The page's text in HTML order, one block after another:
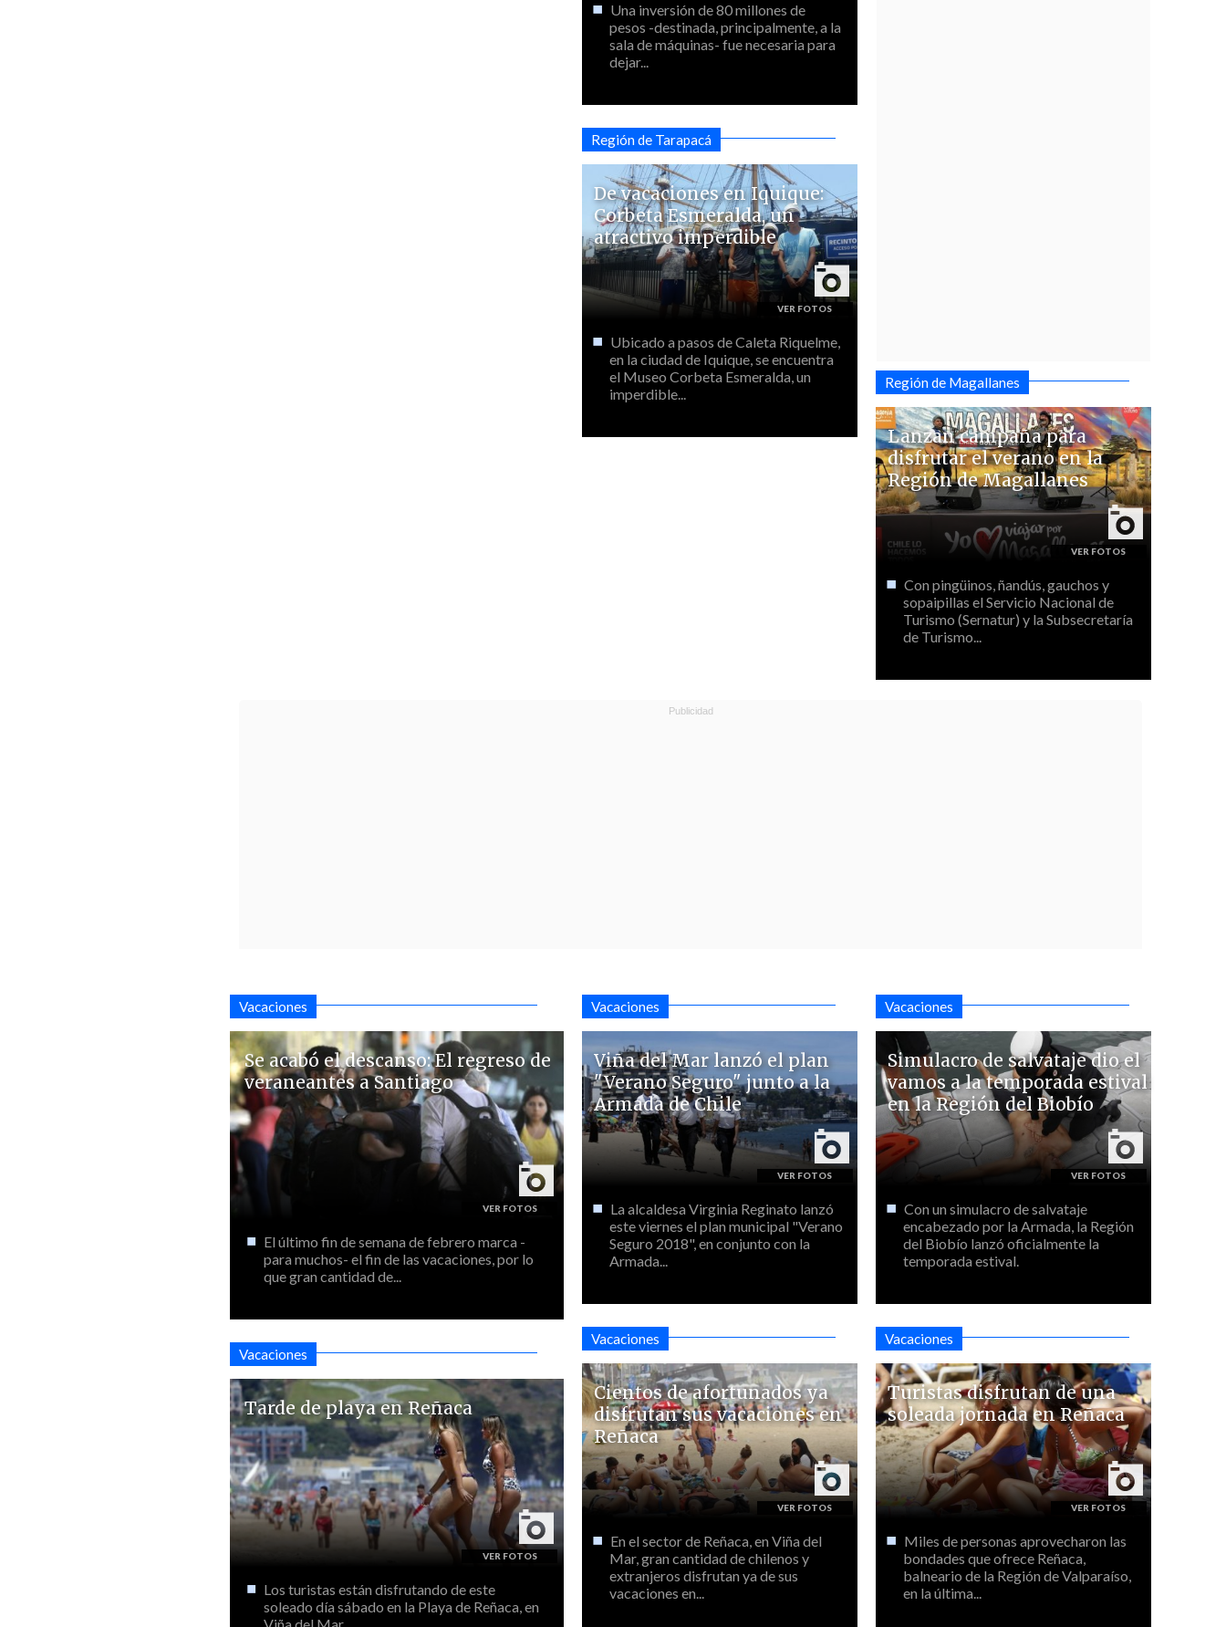
Una inversión de 80 millones de
pesos -destinada, principalmente, a la
sala de máquinas- fue necesaria para
dejar...
Región de Tarapacá
De vacaciones en Iquique:
Corbeta Esmeralda, un
atractivo imperdible
Ubicado a pasos de Caleta Riquelme,
en la ciudad de Iquique, se encuentra
el Museo Corbeta Esmeralda, un
imperdible...
Región de Magallanes
Lanzan campaña para
disfrutar el verano en la
Región de Magallanes
Con pingüinos, ñandús, gauchos y
sopaipillas el Servicio Nacional de
Turismo (Sernatur) y la Subsecretaría
de Turismo...
Vacaciones
Se acabó el descanso: El regreso de
veraneantes a Santiago
El último fin de semana de febrero marca -
para muchos- el fin de las vacaciones, por lo
que gran cantidad de...
Vacaciones
Tarde de playa en Reñaca
Los turistas están disfrutando de este
soleado día sábado en la Playa de Reñaca, en
Vacaciones
Viña del Mar lanzó el plan
"Verano Seguro" junto a la
Armada de Chile
La alcaldesa Virginia Reginato lanzó
este viernes el plan municipal "Verano
Seguro 2018", en conjunto con la
Armada...
Vacaciones
Cientos de afortunados ya
disfrutan sus vacaciones en
Reñaca
En el sector de Reñaca, en Viña del
Mar, gran cantidad de chilenos y
extranjeros disfrutan ya de sus
vacaciones en...
Vacaciones
Simulacro de salvataje dio el
vamos a la temporada estival
en la Región del Biobío
Con un simulacro de salvataje
encabezado por la Armada, la Región
del Biobío lanzó oficialmente la
temporada estival.
Vacaciones
Turistas disfrutan de una
soleada jornada en Reñaca
Miles de personas aprovecharon las
bondades que ofrece Reñaca,
balneario de la Región de Valparaíso,
en la última...